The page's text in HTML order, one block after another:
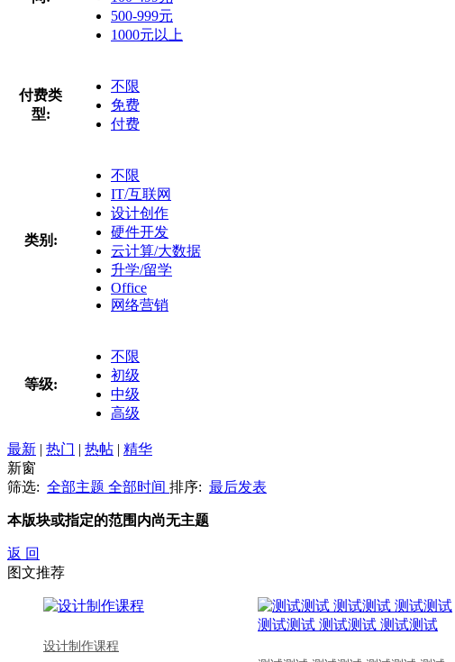
500-999元
1000元以上
付费类
型:
不限
免费
付费
类别:
不限
IT/互联网
设计创作
硬件开发
云计算/大数据
升学/留学
Office
网络营销
等级:
不限
初级
中级
高级
最新 | 热门 | 热帖 | 精华
新窗
筛选: 全部主题 全部时间 排序: 最后发表
本版块或指定的范围内尚无主题
返 回
图文推荐
设计制作课程